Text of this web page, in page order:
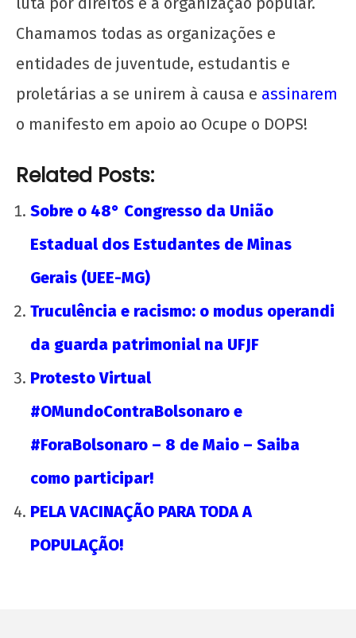
neoliberalismo
14
maio
de
CN
Mariana, 10 anos depois: a luta contra a
mineração predatória continua
de
de
CN
Chamamos todas as organizações e
entidades de juventude, estudantis e
proletárias a se unirem à causa e assinarem
o manifesto em apoio ao Ocupe o DOPS!
Related Posts:
Sobre o 48° Congresso da União
Estadual dos Estudantes de Minas
Gerais (UEE-MG)
Truculência e racismo: o modus operandi
da guarda patrimonial na UFJF
Protesto Virtual
#OMundoContraBolsonaro e
#ForaBolsonaro – 8 de Maio – Saiba
como participar!
PELA VACINAÇÃO PARA TODA A
POPULAÇÃO!